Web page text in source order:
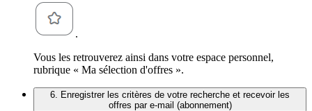
.
Vous les retrouverez ainsi dans votre espace personnel,
rubrique « Ma sélection d'offres ».
6. Enregistrer les critères de votre recherche et recevoir les
offres par e-mail (abonnement)